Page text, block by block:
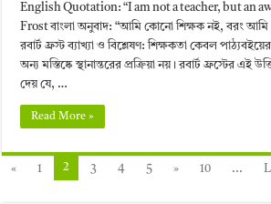
English Quotation: “I am not a teacher, but an
Frost বাংলা অনুবাদ: “আমি কোনো শিক্ষক নই, বরং
রবার্ট ফ্রস্ট ব্যাখ্যা ও বিশ্লেষণ: শিক্ষকতা কেবল
অন্য মস্তিষ্কে স্থানান্তরের প্রক্রিয়া নয়। রবার্ট ফ্রস্টের এই
দেয় যে, …
Read More »
« 1 2 3 4 5 » 10 ...